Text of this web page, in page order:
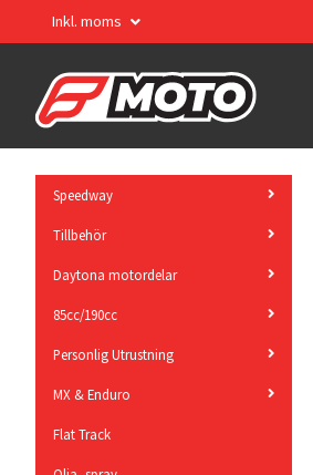
Inkl. moms
Speedway
Tillbehör
Daytona motordelar
85cc/190cc
Personlig Utrustning
MX & Enduro
Flat Track